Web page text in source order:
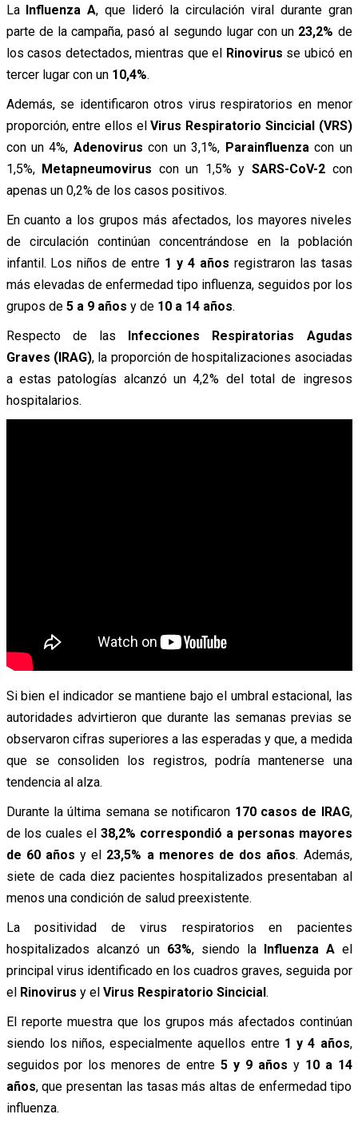
La Influenza A, que lideró la circulación viral durante gran
parte de la campaña, pasó al segundo lugar con un 23,2% de
los casos detectados, mientras que el Rinovirus se ubicó en
tercer lugar con un 10,4%.
Además, se identificaron otros virus respiratorios en menor
proporción, entre ellos elVirus Respiratorio Sincicial (VRS)
con un 4%, Adenovirus con un 3,1%, Parainfluenza con un
1,5%, Metapneumovirus con un 1,5% y SARS-CoV-2con
apenas un 0,2% de los casos positivos.
En cuanto a los grupos más afectados, los mayores niveles
de circulación continúan concentrándose en la población
infantil. Los niños de entre 1 y 4 años registraron las tasas
más elevadas de enfermedad tipo influenza, seguidos por los
grupos de 5 a 9 años y de 10 a 14 años.
Respecto de las Infecciones Respiratorias Agudas
Graves (IRAG), la proporción de hospitalizaciones asociadas
a estas patologías alcanzó un 4,2% del total de ingresos
hospitalarios.
Si bien el indicador se mantiene bajo el umbral estacional, las
autoridades advirtieron que durante las semanas previas se
observaron cifras superiores a las esperadas y que, a medida
que se consoliden los registros, podría mantenerse una
tendencia al alza.
Durante la última semana se notificaron 170 casos de IRAG,
de los cuales el 38,2% correspondió a personas mayores
de 60 años y el 23,5% a menores de dos años. Además,
siete de cada diez pacientes hospitalizados presentaban al
menos una condición de salud preexistente.
La positividad de virus respiratorios en pacientes
hospitalizados alcanzó un 63%, siendo la Influenza Ael
principal virus identificado en los cuadros graves, seguida por
el Rinovirus y el Virus Respiratorio Sincicial.
El reporte muestra que los grupos más afectados continúan
siendo los niños, especialmente aquellos entre 1 y 4 años,
seguidos por los menores de entre5 y 9 años y 10 a 14
años, que presentan las tasas más altas de enfermedad tipo
influenza.